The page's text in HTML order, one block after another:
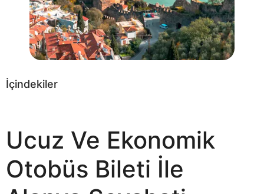
İçindekiler
Ucuz Ve Ekonomik
Otobüs Bileti İle